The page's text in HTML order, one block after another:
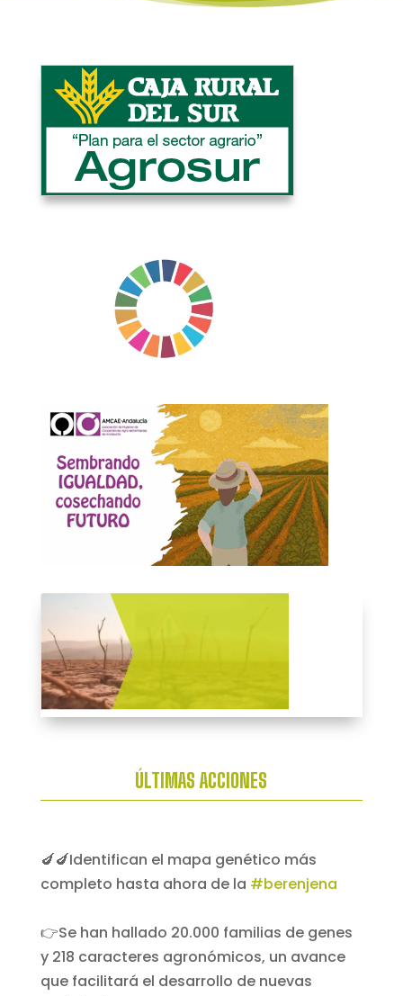
ÚLTIMAS ACCIONES
🍆🍆Identifican el mapa genético más
completo hasta ahora de la #berenjena
👉Se han hallado 20.000 familias de genes
y 218 caracteres agronómicos, un avance
que facilitará el desarrollo de nuevas